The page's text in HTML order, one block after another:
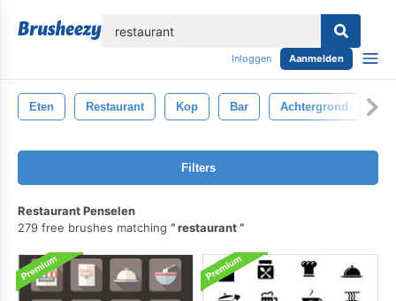
Inloggen Aanmelden
Eten Restaurant Kop Bar Achtergrond
Filters
Restaurant Penselen
279 free brushes matching
restaurant